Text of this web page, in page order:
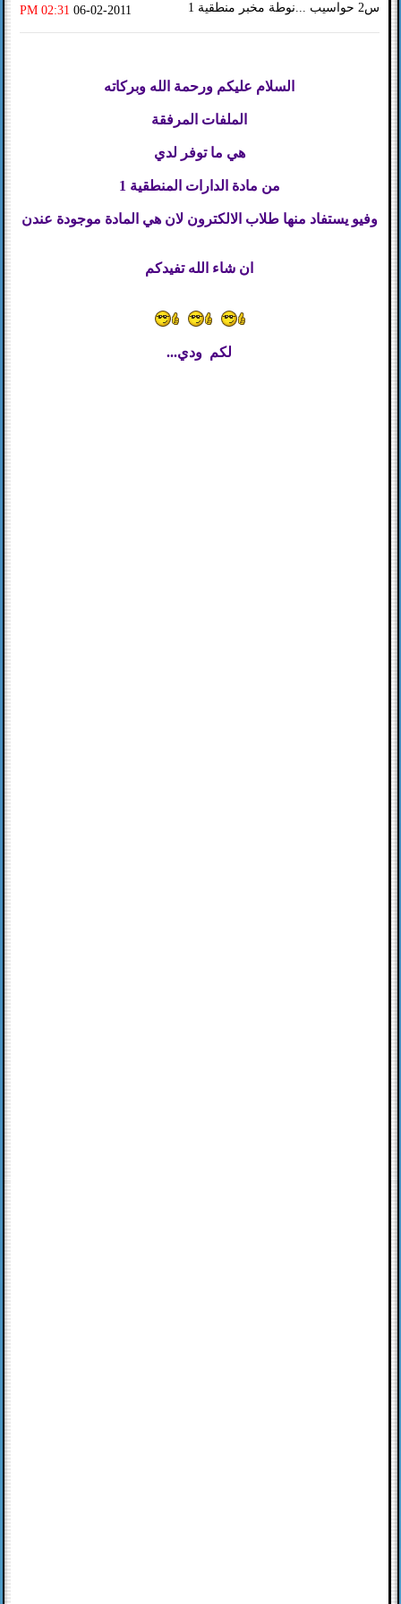
س2 حواسيب ...نوطة مخبر منطقية 1 06-02-2011
02:31 PM
السلام عليكم ورحمة الله وبركاته
الملفات المرفقة
هي ما توفر لدي
من مادة الدارات المنطقية 1
وفيو يستفاد منها طلاب الالكترون لان هي المادة موجودة عندن
ان شاء الله تفيدكم
لكم ودي...